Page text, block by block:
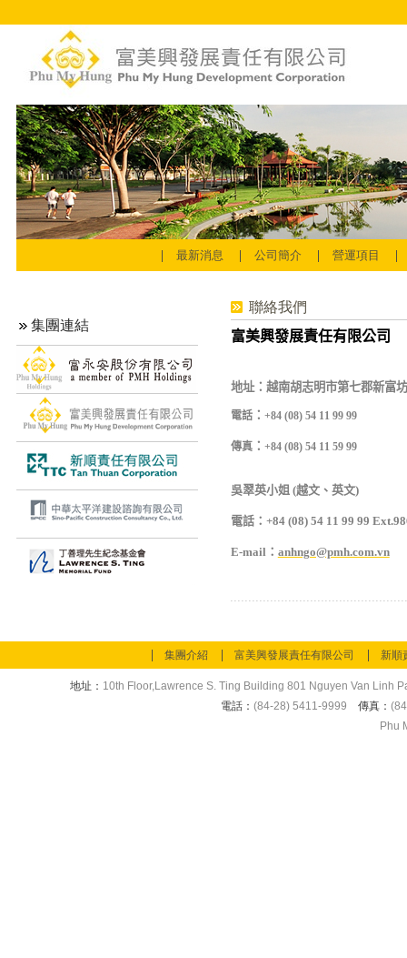
最新消息 公司簡介 營運項目
集團連結
聯絡我們
富美興發展責任有限公司
地址：越南胡志明市第七郡新富
電話： +84 (08) 54 11 99 99
傳真： +84 (08) 54 11 59 99
吳翠英小姐(越文、英文)
電話： +84 (08) 54 11 99 99
E-mail ： anhngo@pmh.com.vn
集團介紹 富美興發展責任有限公司 新順
地址： 10th Floor,Lawrence S. Ting Building 801 Nguyen Van Linh
電話： (84-28) 5411-9999 傳真：
Phu